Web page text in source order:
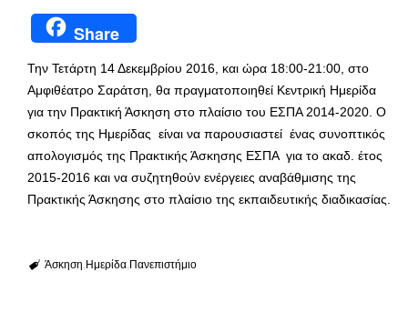
Share
Την Τετάρτη 14 Δεκεμβρίου 2016, και ώρα 18:00-21:00, στο
Αμφιθέατρο Σαράτση, θα πραγματοποιηθεί Κεντρική Ημερίδα
για την Πρακτική Άσκηση στο πλαίσιο του ΕΣΠΑ 2014-2020. Ο
σκοπός της Ημερίδας είναι να παρουσιαστεί ένας συνοπτικός
απολογισμός της Πρακτικής Άσκησης ΕΣΠΑ για το ακαδ. έτος
2015-2016 και να συζητηθούν ενέργειες αναβάθμισης της
Πρακτικής Άσκησης στο πλαίσιο της εκπαιδευτικής διαδικασίας.
Άσκηση Ημερίδα Πανεπιστήμιο